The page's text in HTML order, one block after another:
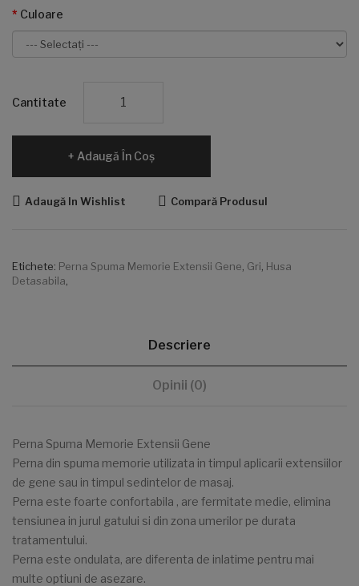
Culoare
Cantitate
Adaugă În Coş
Adaugă In Wishlist Compară Produsul
Etichete: Perna Spuma Memorie Extensii Gene Gri Husa
Detasabila
Descriere
Opinii (0)
Perna Spuma Memorie Extensii Gene
Perna din spuma memorie utilizata in timpul aplicarii extensiilor
de gene sau in timpul sedintelor de masaj.
Perna este foarte confortabila , are fermitate medie, elimina
tensiunea in jurul gatului si din zona umerilor pe durata
tratamentului.
Perna este ondulata, are diferenta de inlatime pentru mai
multe optiuni de asezare.